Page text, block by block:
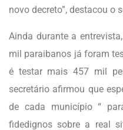
novo decreto”, destacou o
Ainda durante a
mil paraibanos já foram
é testar mais 457 mil
secretário afirmou que
de cada município “
fidedignos sobre a real